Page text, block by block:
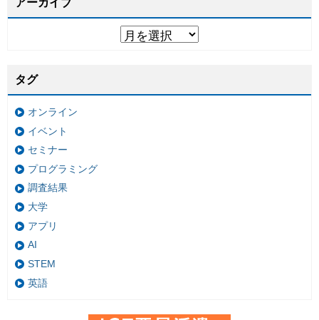
タグ
オンライン
イベント
セミナー
プログラミング
調査結果
大学
アプリ
AI
STEM
英語